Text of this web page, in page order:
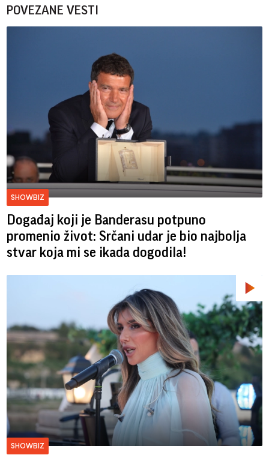
POVEZANE VESTI
SHOWBIZ
Događaj koji je Banderasu potpuno
promenio život: Srčani udar je bio najbolja
stvar koja mi se ikada dogodila!
SHOWBIZ